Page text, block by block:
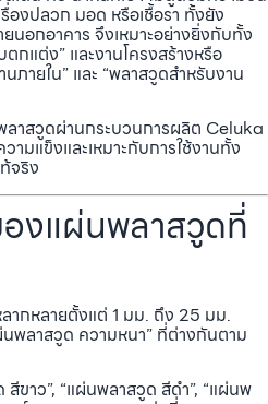
งปลวก มอด หรือเชื้อรา ทั้งยัง
นอกอาคาร จึงเหมาะอย่างยิ่งกับทั้ง
กแต่ง” และงานโครงสร้างหรือ
ภายใน” และ “พลาสวูดสำหรับงาน
าสวูดผ่านกระบวนการผลิต Celuka
มแข็งและเหมาะกับการใช้งานทั้ง
จริง
แผ่นพลาสวูดที่
ากหลายตั้งแต่ 1 มม. ถึง 25 มม.
พลาสวูด ความหนา” ที่ต่างกันตาม
ขาว”, “แผ่นพลาสวูด สีดำ”, “แผ่นพ